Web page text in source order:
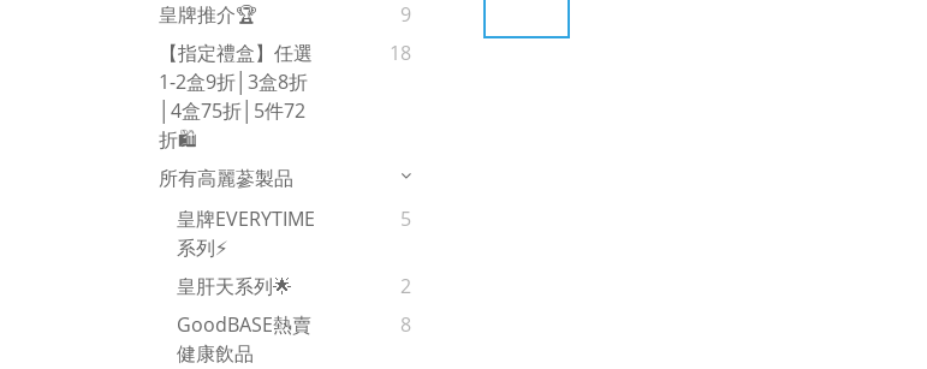
皇牌推介🏆
9
【指定禮盒】任選
1-2盒9折│3盒8折
│4盒75折│5件72
折🛍️
18
所有高麗蔘製品
皇牌EVERYTIME
系列⚡
5
皇肝天系列🌟
2
GoodBASE熱賣
健康飲品
8